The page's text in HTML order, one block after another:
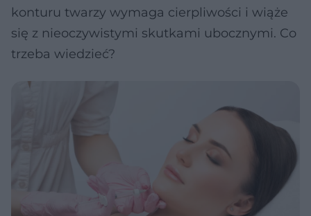
konturu twarzy wymaga cierpliwości i wiąże
się z nieoczywistymi skutkami ubocznymi. Co
trzeba wiedzieć?